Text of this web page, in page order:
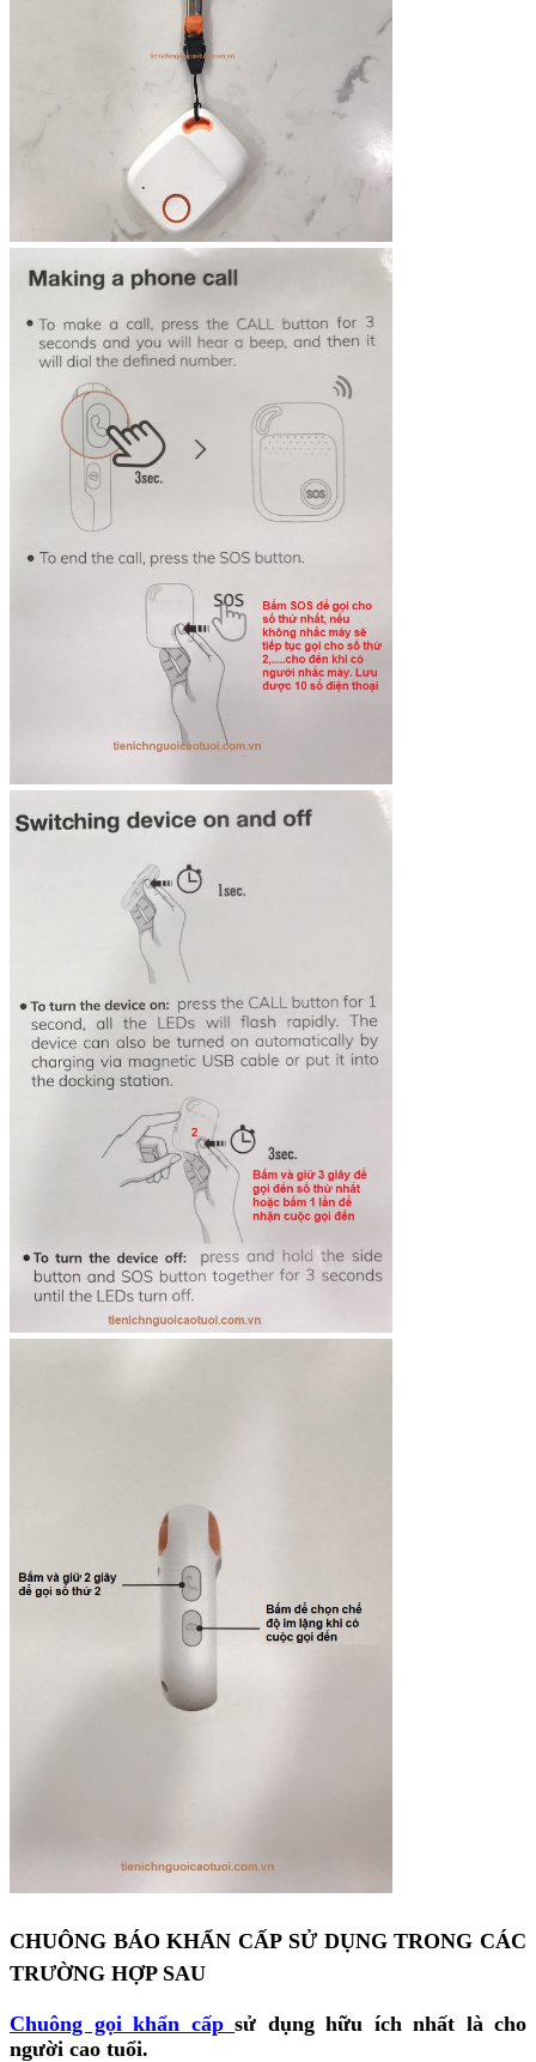
CHUÔNG BÁO KHẨN CẤP SỬ DỤNG TRONG CÁC
TRƯỜNG HỢP SAU
Chuông gọi khẩn cấp sử dụng hữu ích nhất là cho
người cao tuổi.